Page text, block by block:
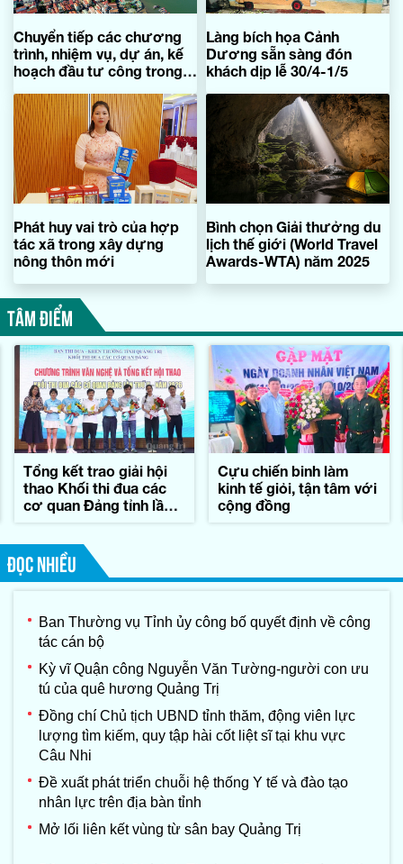
Chuyển tiếp các chương
trình, nhiệm vụ, dự án, kế
hoạch đầu tư công trong
toàn tổ chức bộ máy chính
quyền địa phương 2 cấp
Làng bích họa Cảnh
Dương sẵn sàng đón
khách dịp lễ 30/4-1/5
Phát huy vai trò của hợp
tác xã trong xây dựng
nông thôn mới
Bình chọn Giải thưởng du
lịch thế giới (World Travel
Awards-WTA) năm 2025
TÂM ĐIỂM
Tổng kết trao giải hội
thao Khối thi đua các
cơ quan Đảng tỉnh lần
Cựu chiến binh làm
kinh tế giỏi, tận tâm với
cộng đồng
ĐỌC NHIỀU
Ban Thường vụ Tỉnh ủy công bố quyết định về công
tác cán bộ
Kỳ vĩ Quận công Nguyễn Văn Tường-người con ưu
tú của quê hương Quảng Trị
Đồng chí Chủ tịch UBND tỉnh thăm, động viên lực
lượng tìm kiếm, quy tập hài cốt liệt sĩ tại khu vực
Câu Nhi
Đề xuất phát triển chuỗi hệ thống Y tế và đào tạo
nhân lực trên địa bàn tỉnh
Mở lối liên kết vùng từ sân bay Quảng Trị